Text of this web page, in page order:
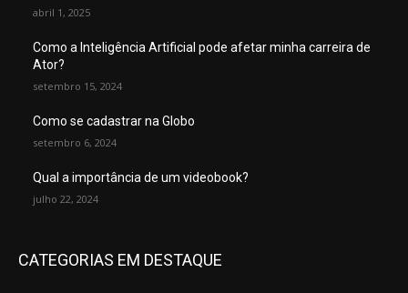
abril 1, 2025
Como a Inteligência Artificial pode afetar minha carreira de
Ator?
setembro 15, 2024
Como se cadastrar na Globo
setembro 6, 2024
Qual a importância de um videobook?
julho 22, 2024
CATEGORIAS EM DESTAQUE